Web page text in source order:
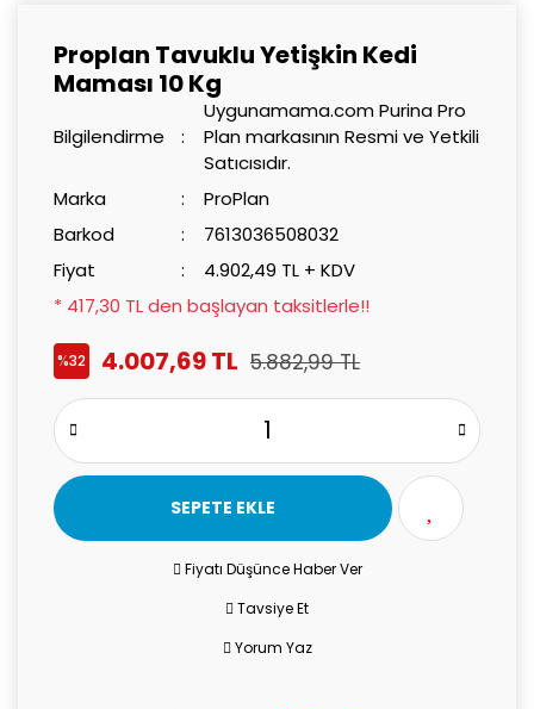
Proplan Tavuklu Yetişkin Kedi
Maması 10 Kg
Bilgilendirme
Uygunamama.com Purina Pro
Plan markasının Resmi ve Yetkili
Satıcısıdır.
Marka
ProPlan
Barkod
7613036508032
Fiyat
4.902,49 TL + KDV
* 417,30 TL den başlayan taksitlerle!!
%32 4.007,69 TL 5.882,99 TL
SEPETE EKLE
Fiyatı Düşünce Haber Ver
Tavsiye Et
Yorum Yaz